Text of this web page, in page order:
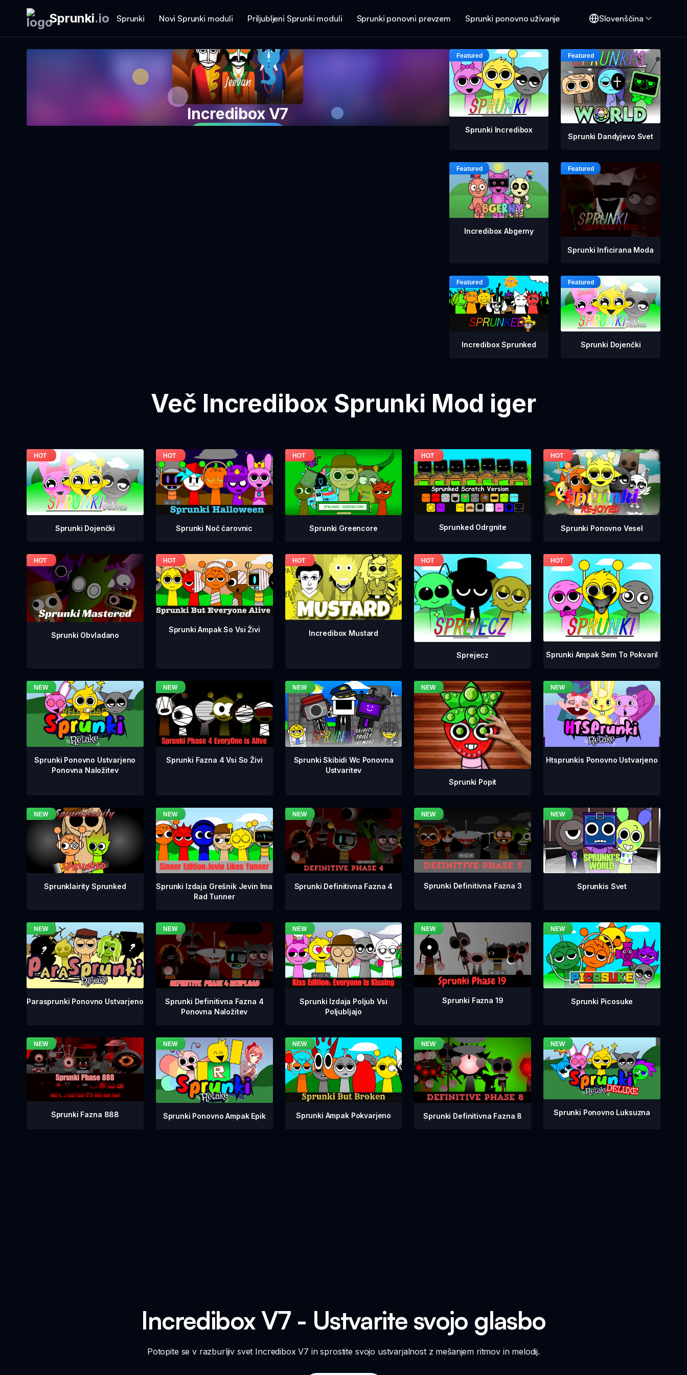
Sprunki.io Sprunki Novi Sprunki moduli Priljubljeni Sprunki moduli Sprunki ponovni prevzem Sprunki ponovno uživanje Slovenščina
Incredibox V7
Sprunki Incredibox
Sprunki Dandyjevo Svet
Incredibox Abgerny
Sprunki Inficirana Moda
Incredibox Sprunked Sprunki Dojenčki
Več Incredibox Sprunki Mod iger
Sprunki Dojenčki Sprunki Noč čarovnic Sprunki Greencore Sprunked Odrgnite Sprunki Ponovno Vesel
Sprunki Obvladano
Sprunki Ampak So Vsi Živi Incredibox Mustard
Sprejecz Sprunki Ampak Sem To Pokvaril
Sprunki Ponovno Ustvarjeno
Ponovna Naložitev
Sprunki Fazna 4 Vsi So Živi
Sprunki Skibidi Wc Ponovna
Ustvaritev
Sprunki Popit
Htsprunkis Ponovno Ustvarjeno
Sprunklairity Sprunked
Sprunki Izdaja Grešnik Jevin Ima
Rad Tunner
Sprunki Definitivna Fazna 4 Sprunki Definitivna Fazna 3 Sprunkis Svet
Parasprunki Ponovno Ustvarjeno
Sprunki Definitivna Fazna 4
Ponovna Naložitev
Sprunki Izdaja Poljub Vsi
Poljubljajo
Sprunki Fazna 19 Sprunki Picosuke
Sprunki Fazna 888 Sprunki Ponovno Ampak Epik Sprunki Ampak Pokvarjeno Sprunki Definitivna Fazna 8 Sprunki Ponovno Luksuzna
Incredibox V7 - Ustvarite svojo glasbo
Potopite se v razburljiv svet Incredibox V7 in sprostite svojo ustvarjalnost z mešanjem ritmov in melodij.